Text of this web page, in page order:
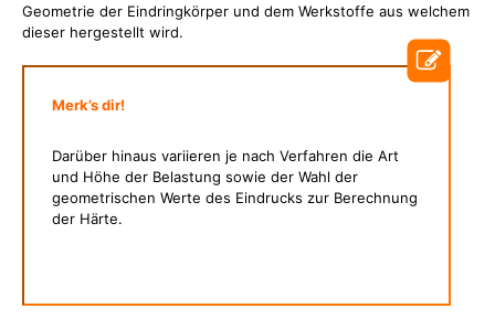
Geometrie der Eindringkörper und dem Werkstoffe aus welchem
dieser hergestellt wird.
Merk’s dir!
Darüber hinaus variieren je nach Verfahren die Art
und Höhe der Belastung sowie der Wahl der
geometrischen Werte des Eindrucks zur Berechnung
der Härte.